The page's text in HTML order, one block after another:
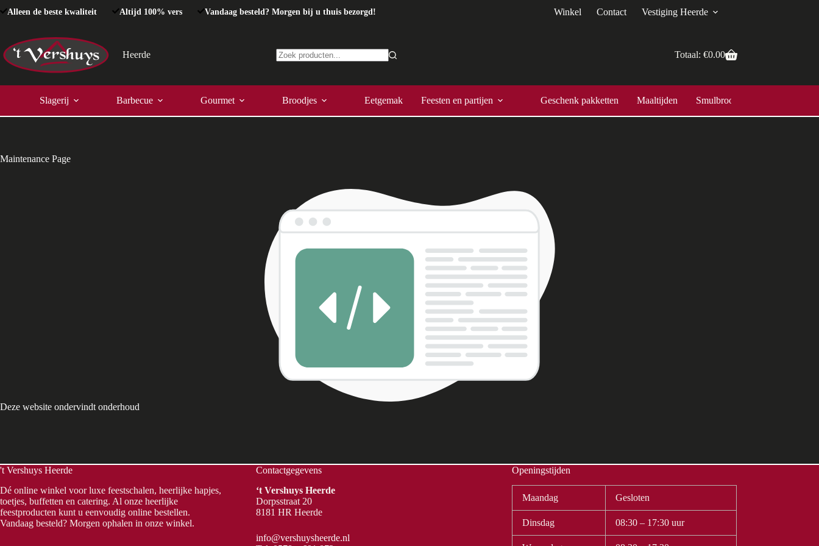
naarAlleen de beste kwaliteit Altijd 100% vers Vandaag besteld? Morgen bij u thuis bezorgd! Winkel Contact Vestiging Heerde
Heerde
Totaal: €0.00
Slagerij Barbecue Gourmet Broodjes Eetgemak Feesten en partijen Geschenk pakketten Maaltijden Smulbroodjes
Maintenance Page
Deze website ondervindt onderhoud
't Vershuys Heerde
Dé online winkel voor luxe feestschalen, heerlijke hapjes,
toetjes, buffetten en catering. Al onze heerlijke
feestproducten kunt u eenvoudig online bestellen.
Vandaag besteld? Morgen ophalen in onze winkel.
Contactgegevens
‘t Vershuys Heerde
Dorpsstraat 20
8181 HR Heerde
info@vershuysheerde.nl
Openingstijden
Maandag Gesloten
Dinsdag 08:30 – 17:30 uur